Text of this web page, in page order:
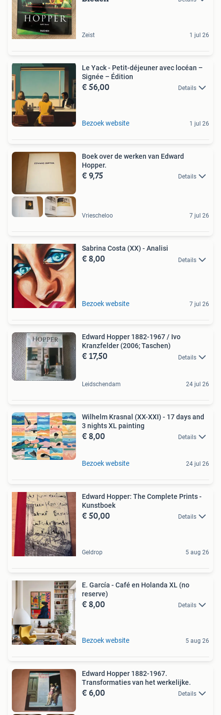
Zeist 1 jul 26
Le Yack - Petit-déjeuner avec locéan –
Signée – Édition
€ 56,00 Details
Bezoek website 1 jul 26
Boek over de werken van Edward
Hopper.
€ 9,75 Details
Vriescheloo 7 jul 26
Sabrina Costa (XX) - Analisi
€ 8,00 Details
Bezoek website 7 jul 26
Edward Hopper 1882-1967 / Ivo
Kranzfelder (2006; Taschen)
€ 17,50 Details
Leidschendam 24 jul 26
Wilhelm Krasnal (XX-XXI) - 17 days and
3 nights XL painting
€ 8,00 Details
Bezoek website 24 jul 26
Edward Hopper: The Complete Prints -
Kunstboek
€ 50,00 Details
Geldrop 5 aug 26
E. García - Café en Holanda XL (no
reserve)
€ 8,00 Details
Bezoek website 5 aug 26
Edward Hopper 1882-1967.
Transformaties van het werkelijke.
€ 6,00 Details